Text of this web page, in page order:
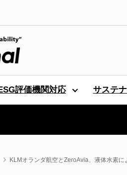
評価機関対応 サステ
KLMオランダ航空とZeroAvia、液体水素